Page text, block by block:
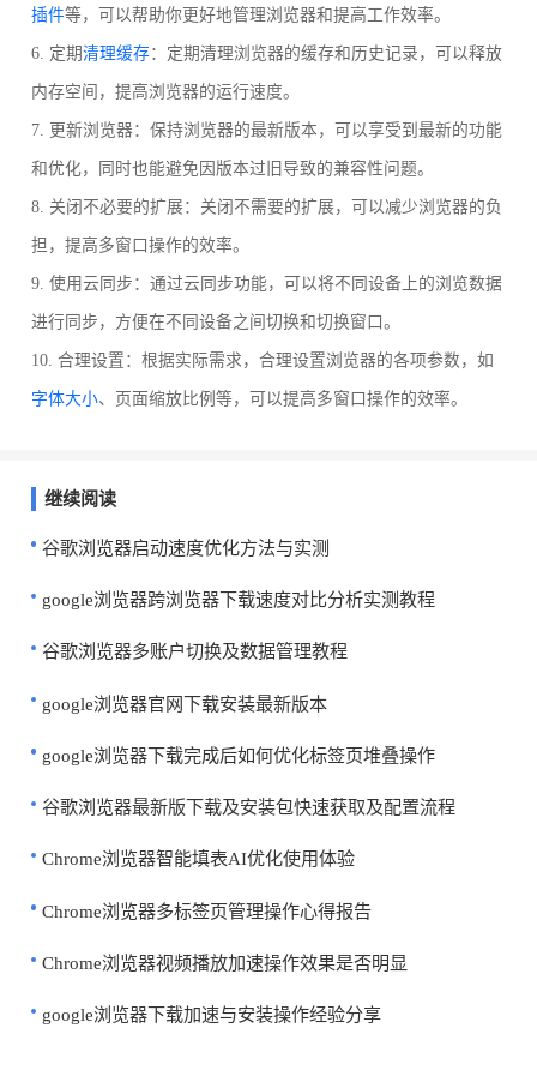
插件等，可以帮助你更好地管理浏览器和提高工作效率。
6. 定期清理缓存：定期清理浏览器的缓存和历史记录，可以释放
内存空间，提高浏览器的运行速度。
7. 更新浏览器：保持浏览器的最新版本，可以享受到最新的功能
和优化，同时也能避免因版本过旧导致的兼容性问题。
8. 关闭不必要的扩展：关闭不需要的扩展，可以减少浏览器的负
担，提高多窗口操作的效率。
9. 使用云同步：通过云同步功能，可以将不同设备上的浏览数据
进行同步，方便在不同设备之间切换和切换窗口。
10. 合理设置：根据实际需求，合理设置浏览器的各项参数，如
字体大小、页面缩放比例等，可以提高多窗口操作的效率。
继续阅读
谷歌浏览器启动速度优化方法与实测
google浏览器跨浏览器下载速度对比分析实测教程
谷歌浏览器多账户切换及数据管理教程
google浏览器官网下载安装最新版本
google浏览器下载完成后如何优化标签页堆叠操作
谷歌浏览器最新版下载及安装包快速获取及配置流程
Chrome浏览器智能填表AI优化使用体验
Chrome浏览器多标签页管理操作心得报告
Chrome浏览器视频播放加速操作效果是否明显
google浏览器下载加速与安装操作经验分享